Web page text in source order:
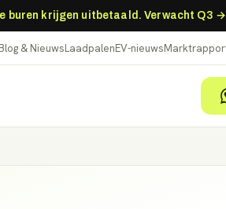
buren krijgen uitbetaald. Verwacht Q3 →
Blog & NieuwsLaadpalenEV-nieuws